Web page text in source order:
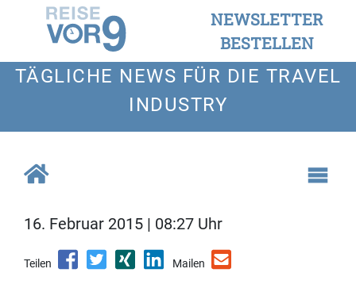
NEWSLETTER
BESTELLEN
TÄGLICHE NEWS FÜR DIE TRAVEL
INDUSTRY
16. Februar 2015 | 08:27 Uhr
Teilen Mailen